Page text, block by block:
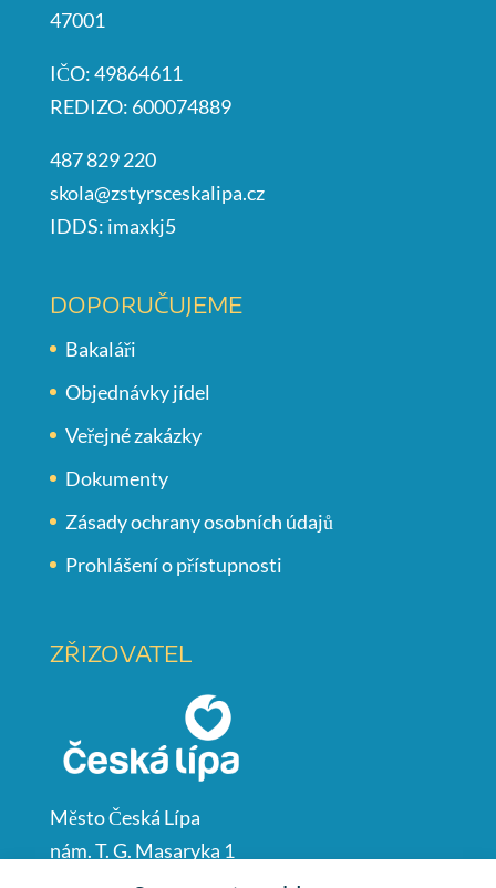
47001
IČO: 49864611
REDIZO: 600074889
487 829 220
skola@zstyrsceskalipa.cz
IDDS: imaxkj5
DOPORUČUJEME
Bakaláři
Objednávky jídel
Veřejné zakázky
Dokumenty
Zásady ochrany osobních údajů
Prohlášení o přístupnosti
ZŘIZOVATEL
Město Česká Lípa
nám. T. G. Masaryka 1